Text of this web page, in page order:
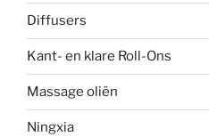
Diffusers
Kant- en klare Roll-Ons
Massage oliën
Ningxia